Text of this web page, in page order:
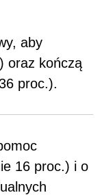
aby
oraz kończą
proc.).
16 proc.) i o